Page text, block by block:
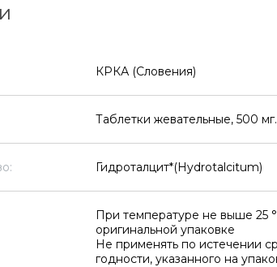
КРКА (Словения)
Таблетки жевательные, 500 мг.
Гидроталцит*(Hydrotalcitum)
При температуре не выше 25
оригинальной упаковке
Не применять по истечении
годности, указанного на